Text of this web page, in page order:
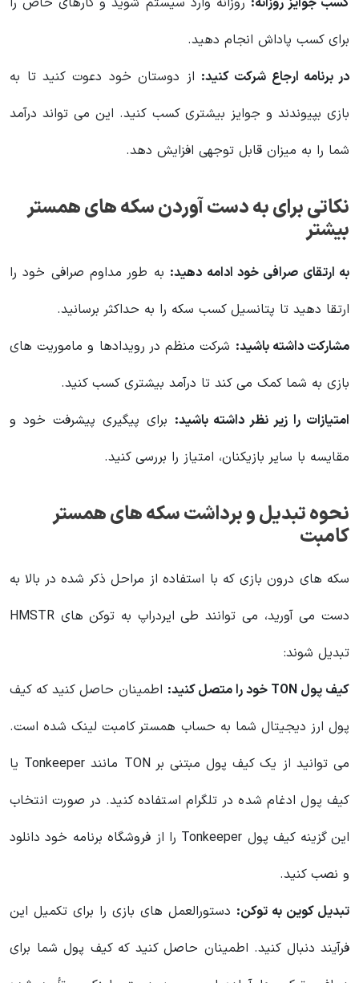
برای کسب پاداش انجام دهید.
در برنامه ارجاع شرکت کنید: از دوستان خود دعوت کنید تا به
بازی بپیوندند و جوایز بیشتری کسب کنید. این می تواند درآمد
شما را به میزان قابل توجهی افزایش دهد.
نکاتی برای به دست آوردن سکه های همستر
بیشتر
به ارتقای صرافی خود ادامه دهید: به طور مداوم صرافی خود را
ارتقا دهید تا پتانسیل کسب سکه را به حداکثر برسانید.
مشارکت داشته باشید: شرکت منظم در رویدادها و ماموریت های
بازی به شما کمک می کند تا درآمد بیشتری کسب کنید.
امتیازات را زیر نظر داشته باشید: برای پیگیری پیشرفت خود و
مقایسه با سایر بازیکنان، امتیاز را بررسی کنید.
نحوه تبدیل و برداشت سکه های همستر
کامبت
سکه های درون بازی که با استفاده از مراحل ذکر شده در بالا به
دست می آورید، می توانند طی ایردراپ به توکن های HMSTR
تبدیل شوند:
کیف پول TON خود را متصل کنید:
اطمینان حاصل کنید که کیف
پول ارز دیجیتال شما به حساب همستر کامبت لینک شده است.
می توانید از یک کیف پول مبتنی بر TON مانند Tonkeeper یا
کیف پول ادغام شده در تلگرام استفاده کنید. در صورت انتخاب
این گزینه کیف پول Tonkeeper را از فروشگاه برنامه خود دانلود
و نصب کنید.
تبدیل کوین به توکن: دستورالعمل های بازی را برای تکمیل این
فرآیند دنبال کنید. اطمینان حاصل کنید که کیف پول شما برای